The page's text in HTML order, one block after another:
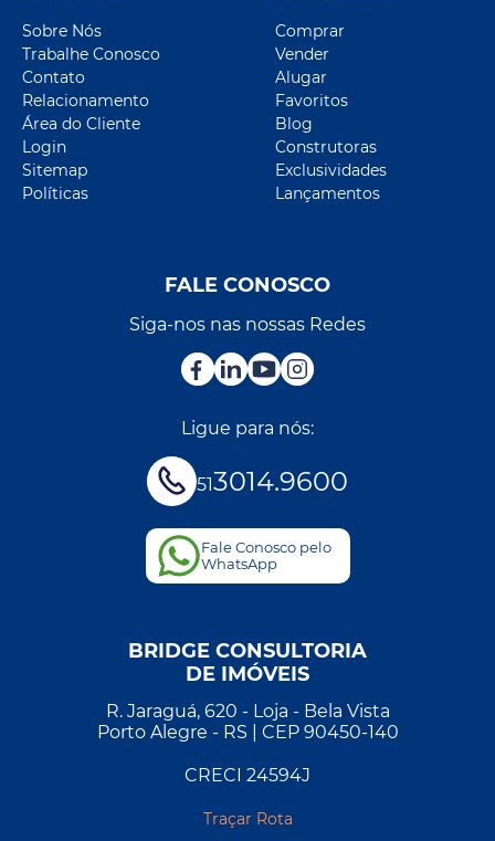
Sobre Nós
Trabalhe Conosco
Contato
Relacionamento
Área do Cliente
Login
Sitemap
Políticas
Comprar
Vender
Alugar
Favoritos
Blog
Construtoras
Exclusividades
Lançamentos
FALE CONOSCO
Siga-nos nas nossas Redes
Ligue para nós:
513014.9600
Fale Conosco pelo
WhatsApp
BRIDGE CONSULTORIA
DE IMÓVEIS
R. Jaraguá, 620 - Loja - Bela Vista
Porto Alegre - RS | CEP 90450-140
CRECI 24594J
Traçar Rota